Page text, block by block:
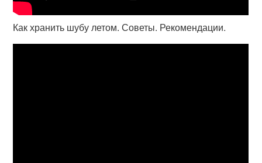
Как хранить шубу летом. Советы. Рекомендации.